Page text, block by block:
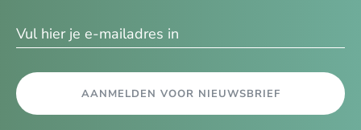
AANMELDEN VOOR NIEUWSBRIEF